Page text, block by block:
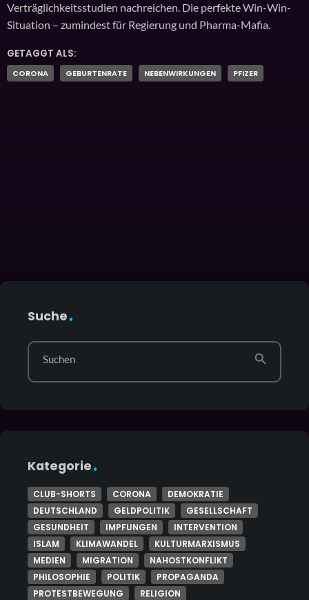
Verträglichkeitsstudien nachreichen. Die perfekte Win-Win-
Situation – zumindest für Regierung und Pharma-Mafia.
GETAGGT ALS:
CORONA GEBURTENRATE NEBENWIRKUNGEN PFIZER
Suche
Suchen search
Kategorie
CLUB-SHORTS CORONA
DEMOKRATIE
DEUTSCHLAND
GELDPOLITIK
GESELLSCHAFT
GESUNDHEIT
IMPFUNGEN
INTERVENTION
ISLAM
KLIMAWANDEL
KULTURMARXISMUS
MEDIEN
MIGRATION
NAHOSTKONFLIKT
PHILOSOPHIE
POLITIK
PROPAGANDA
PROTESTBEWEGUNG
RELIGION